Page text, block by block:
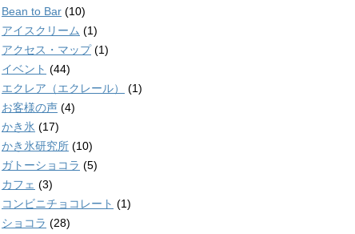
Bean to Bar (10)
アイスクリーム (1)
アクセス・マップ(1)
イベント (44)
エクレア（エクレール）
(1)
お客様の声 (4)
かき氷 (17)
かき氷研究所 (10)
ガトーショコラ (5)
カフェ (3)
コンビニチョコレート (1)
ショコラ (28)